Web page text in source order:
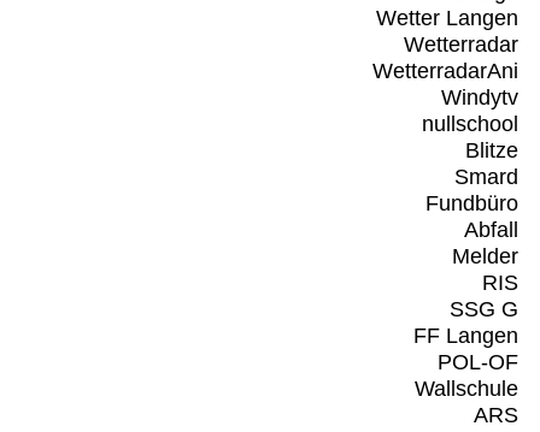
Wetter Langen
Wetterradar
WetterradarAni
Windytv
nullschool
Blitze
Smard
Fundbüro
Abfall
Melder
RIS
SSG G
FF Langen
POL-OF
Wallschule
ARS